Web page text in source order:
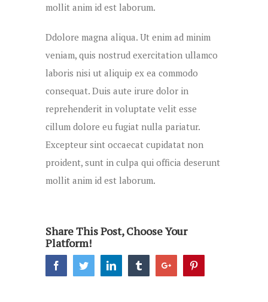
mollit anim id est laborum.
Ddolore magna aliqua. Ut enim ad minim
veniam, quis nostrud exercitation ullamco
laboris nisi ut aliquip ex ea commodo
consequat. Duis aute irure dolor in
reprehenderit in voluptate velit esse
cillum dolore eu fugiat nulla pariatur.
Excepteur sint occaecat cupidatat non
proident, sunt in culpa qui officia deserunt
mollit anim id est laborum.
Share This Post, Choose Your
Platform!
FacebookTwitterLinkedin TumblrGoogle+